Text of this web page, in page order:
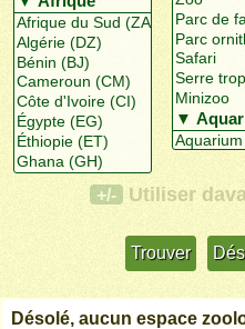
+/- Utiliser
Désolé, aucun espace